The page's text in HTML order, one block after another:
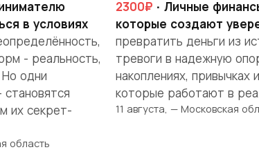
в условиях
- реальность,
одни
их секрет-
область
2300₽ · Личные
которые создают
превратить деньги из
тревоги в надежную
накоплениях, привычках
которые работают в
11 августа, — Московская